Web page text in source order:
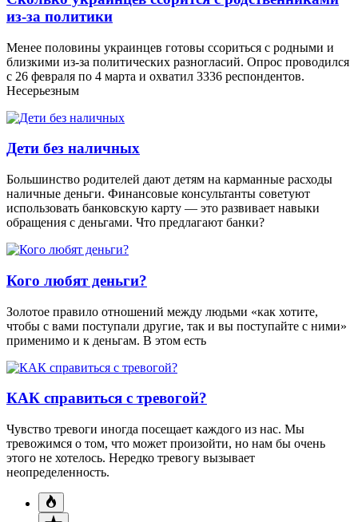
из-за политики
Менее половины украинцев готовы ссориться с родными и
близкими из-за политических разногласий. Опрос проводился
с 26 февраля по 4 марта и охватил 3336 респондентов.
Несерьезным
Дети без наличных
Большинство родителей дают детям на карманные расходы
наличные деньги. Финансовые консультанты советуют
использовать банковскую карту — это развивает навыки
обращения с деньгами. Что предлагают банки?
Кого любят деньги?
Золотое правило отношений между людьми «как хотите,
чтобы с вами поступали другие, так и вы поступайте с ними»
применимо и к деньгам. В этом есть
КАК справиться с тревогой?
Чувство тревоги иногда посещает каждого из нас. Мы
тревожимся о том, что может произойти, но нам бы очень
этого не хотелось. Нередко тревогу вызывает
неопределенность.